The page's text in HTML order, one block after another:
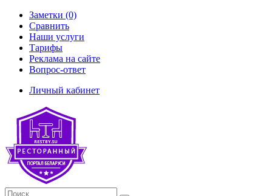
Заметки (0)
Сравнить
Наши услуги
Тарифы
Реклама на сайте
Вопрос-ответ
Личный кабинет